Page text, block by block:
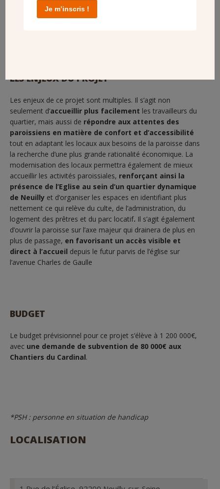
LES ENJEUX DU PROJET
Les enjeux de ce projet sont multiples. Il s’agit non
seulement d’accueillir plus facilement les travailleurs du
quartier, mais aussi de répondre aux attentes des
paroissiens en matière de confort et d’accessibilité
tout en adaptant les locaux aux besoins de la paroisse dans
la recherche d’une plus grande rationalité économique. La
modernisation des locaux permettra également de mieux
accueillir les activités paroissiales, renforçant ainsi la
présence de l’Eglise au sein d’un quartier dynamique
de Neuilly et d’organiser les espaces en identifiant plus
nettement ce qui relève du culte, de l’administration, du
logement des prêtres et du parc locatif. Il s’agit également
d’ouvrir la paroisse sur l’axe majeur qui drainera de plus en
plus de passage, en favorisant un accès visible et
direct à l’accueil depuis le futur parvis de l’église sur
l’avenue Charles de Gaulle
BUDGET
Le budget prévisionnel pour ce projet s’élève à 1 200 000€,
avec une demande de subvention de 80 000€ aux
Chantiers du Cardinal.
*PSH : personne en situation de handicap
LOCALISATION
Je m’inscris !